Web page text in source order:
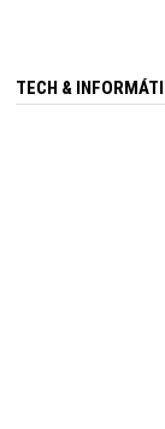
TECH &